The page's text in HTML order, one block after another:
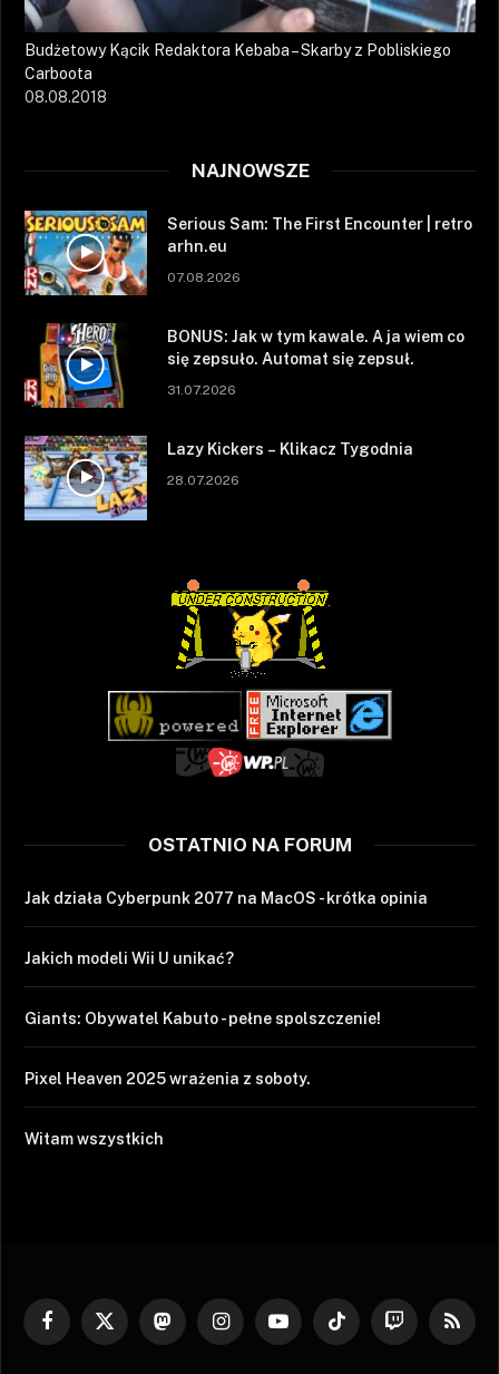
Budżetowy Kącik Redaktora Kebaba – Skarby z Pobliskiego
Carboota
08.08.2018
NAJNOWSZE
Serious Sam: The First Encounter | retro
arhn.eu
07.08.2026
BONUS: Jak w tym kawale. A ja wiem co
się zepsuło. Automat się zepsuł.
31.07.2026
Lazy Kickers – Klikacz Tygodnia
28.07.2026
OSTATNIO NA FORUM
Jak działa Cyberpunk 2077 na MacOS - krótka opinia
Jakich modeli Wii U unikać?
Giants: Obywatel Kabuto - pełne spolszczenie!
Pixel Heaven 2025 wrażenia z soboty.
Witam wszystkich
Facebook
X
MastodonInstagramYouTubeTikTok Twitch RSS